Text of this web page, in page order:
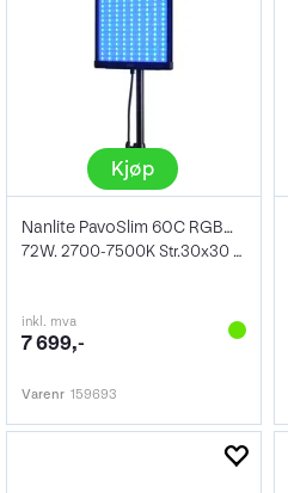
Kjøp
Nanlite PavoSlim 60C RGBWW LED Panel
72W. 2700-7500K Str.30x30 cm
inkl. mva
7 699,-
Varenr 159693